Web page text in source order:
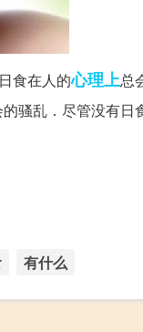
食在人的心理上总
骚乱．尽管没有
有什么